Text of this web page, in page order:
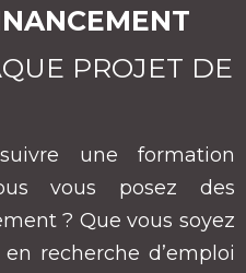
PROJET DE
une formation
vous posez des
? Que vous soyez
recherche d’emploi